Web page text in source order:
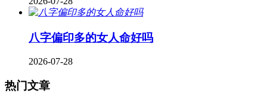
八字偏印多的女人命好吗
2026-07-28
热门文章